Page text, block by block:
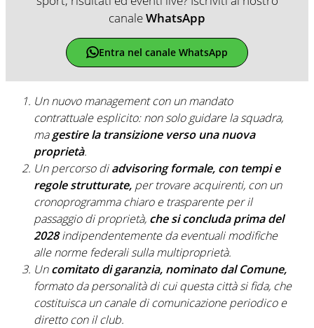
canaleWhatsApp
Entra nel canale WhatsApp
Un nuovo management con un mandato
contrattuale esplicito: non solo guidare la squadra,
magestire la transizione verso una nuova
proprietà.
Un percorso diadvisoring formale, con tempi e
regole strutturate, per trovare acquirenti, con un
cronoprogramma chiaro e trasparente per il
passaggio di proprietà, che si concluda prima del
2028indipendentemente da eventuali modifiche
alle norme federali sulla multiproprietà.
Uncomitato di garanzia, nominato dal Comune,
formato da personalità di cui questa città si fida, che
costituisca un canale di comunicazione periodico e
diretto con il club.